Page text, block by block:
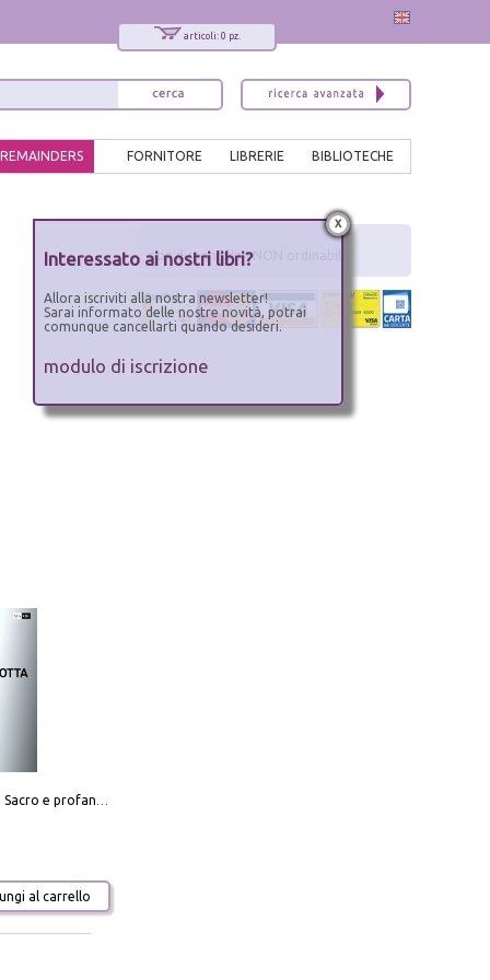
articoli: 0 pz.
BIBLIOTECHE
LIBRERIE
FORNITORE
REMAINDERS
Mario Botta. Sacro e profano-Sacred and profane
al carrello
non disponibile - NON ordinabile
x
Interessato ai nostri libri?
Allora iscriviti alla nostra newsletter!
Sarai informato delle nostre novità, potrai
comunque cancellarti quando desideri.
modulo di iscrizione